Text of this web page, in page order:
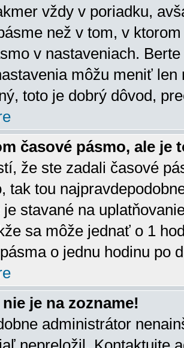
vždy v poriadku,
než v tom, v
v nastaveniach.
môžu meniť
toto je dobrý dôvod,
časové pásmo, ale je
že ste zadali časové
tak tou
je stavané na
sa môže jednať o 1
o jednu hodinu po
je na zozname!
administrátor